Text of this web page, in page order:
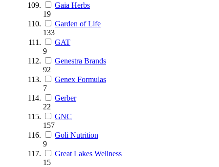
Gaia Herbs
19
Garden of Life
133
GAT
9
Genestra Brands
92
Genex Formulas
7
Gerber
22
GNC
157
Goli Nutrition
9
Great Lakes Wellness
15